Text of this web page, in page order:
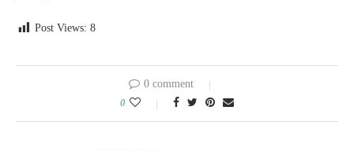
Post Views: 8
0 comment
0